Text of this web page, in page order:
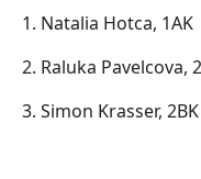
1. Natalia Hotca, 1AK
2. Raluka Pavelcova,
3. Simon Krasser, 2BK